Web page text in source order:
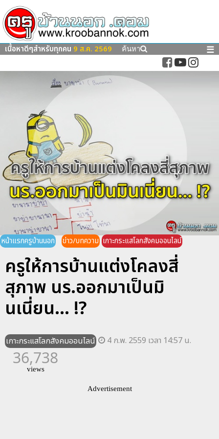
เนื้อหาดีๆสำหรับทุกคน 9 ส.ค. 2569 ค้นหา ☰
หน้าแรกครูบ้านนอก ข่าว/บทความ เกาะกระแสโลกสังคมออนไลน์
ครูให้การบ้านแต่งโคลงสี่
สุภาพ นร.ออกมาเป็นมิ
นเนี่ยน... !?
เกาะกระแสโลกสังคมออนไลน์ 4 ก.พ. 2559 เวลา 14:57 น.
36,738
views
Advertisement